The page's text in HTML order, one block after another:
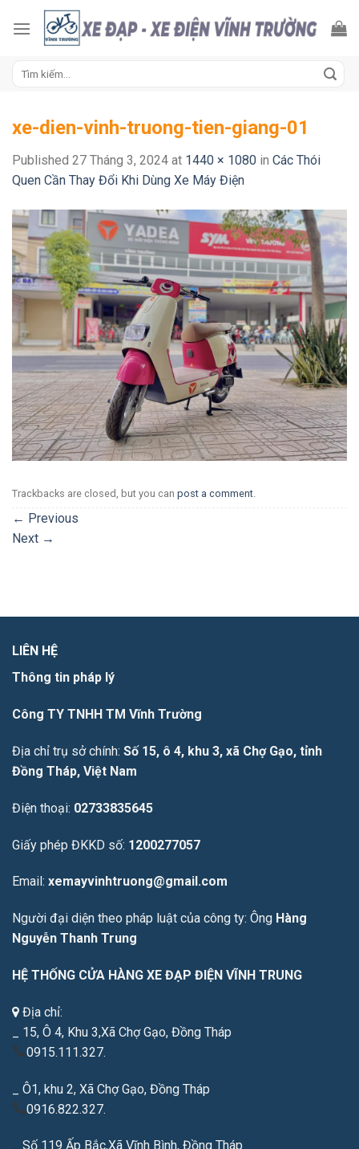
xe-dien-vinh-truong-tien-giang-01
Published 27 Tháng 3, 2024 at 1440 × 1080 in Các Thói
Quen Cần Thay Đổi Khi Dùng Xe Máy Điện
Trackbacks are closed, but you can post a comment
← Previous
Next →
LIÊN HỆ
Thông tin pháp lý
Công TY TNHH TM Vĩnh Trường
Địa chỉ trụ sở chính: Số 15, ô 4, khu 3, xã Chợ Gạo, tỉnh
Đồng Tháp, Việt Nam
Điện thoại: 02733835645
Giấy phép ĐKKD số: 1200277057
Email: xemayvinhtruong@gmail.com
Người đại diện theo pháp luật của công ty: Ông Hàng
Nguyễn Thanh Trung
HỆ THỐNG CỬA HÀNG XE ĐẠP ĐIỆN VĨNH TRUNG
Địa chỉ:
_ 15, Ô 4, Khu 3,Xã Chợ Gạo, Đồng Tháp
0915.111.327.
_ Ô1, khu 2, Xã Chợ Gạo, Đồng Tháp
0916.822.327.
_ Số 119 Ấp Bắc,Xã Vĩnh Bình, Đồng Tháp